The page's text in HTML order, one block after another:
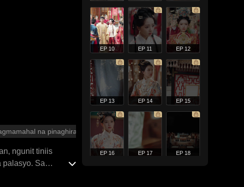
na pinaghirapan
ngunit tiniis
palasyo. Sa
EP 10 EP 11 EP 12
EP 13 EP 14 EP 15
EP 16 EP 17 EP 18